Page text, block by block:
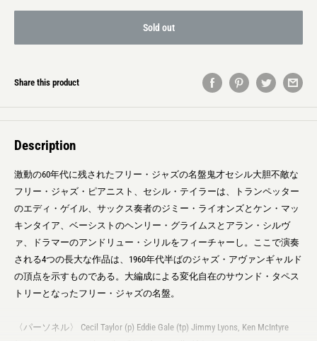
Sold out
Share this product
Description
激動の60年代に残されたフリー・ジャズの名盤鬼才セシル大胆不敵な
フリー・ジャズ・ピアニスト、セシル・テイラーは、トランペッター
のエディ・ゲイル、サックス奏者のジミー・ライオンズとケン・マッ
キンタイア、ベーシストのヘンリー・グライムスとアラン・シルヴ
ァ、ドラマーのアンドリュー・シリルをフィーチャーし。ここで演奏
される4つの長大な作品は、1960年代半ばのジャズ・アヴァンギャルド
の頂点を示すものである。大編成による変化自在のサウンド・タペス
トリーとなったフリー・ジャズの名盤。
〈パーソネル〉 Cecil Taylor (p) Eddie Gale (tp) Jimmy Lyons, Ken McIntyre